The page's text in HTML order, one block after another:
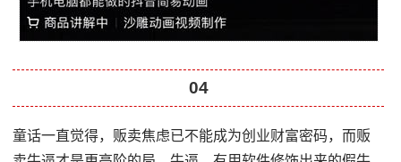
04
童话一直觉得，贩卖焦虑已不能成为创业财富密码，而贩